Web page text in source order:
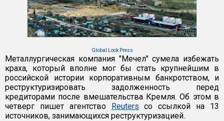
Global Look Press
Металлургическая компания "Мечел" сумела избежать
краха, который вполне мог бы стать крупнейшим в
российской истории корпоративным банкротством, и
реструктуризировать задолженность перед
кредиторами после вмешательства Кремля. Об этом в
четверг пишет агентство Reuters со ссылкой на 13
источников, занимающихся реструктуризацией.